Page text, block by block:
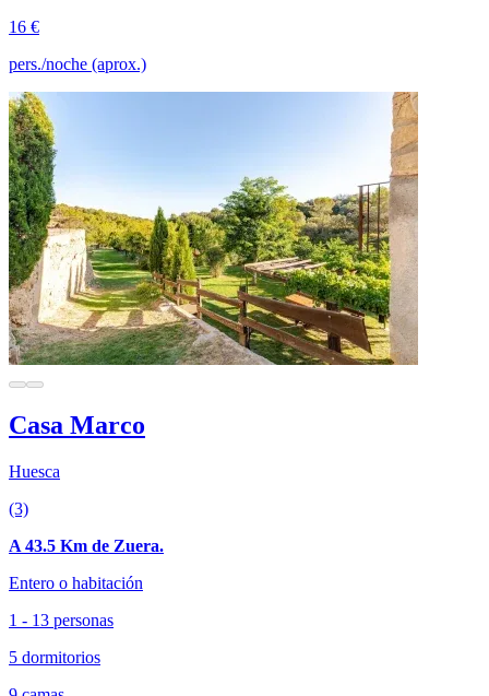
16 €
pers./noche (aprox.)
Casa Marco
Huesca
(3)
A 43.5 Km de Zuera.
Entero o habitación
1 - 13 personas
5 dormitorios